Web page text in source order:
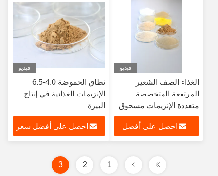
فيديو
الغذاء الصف الشعير
المرتفعة المتخصصة
متعددة الإنزيمات مسحوق
ISO22000
احصل على أفضل
فيديو
نطاق الحموضة 4.0-6.5
الإنزيمات الغذائية في إنتاج
البيرة
احصل على أفضل سعر
1
2
3